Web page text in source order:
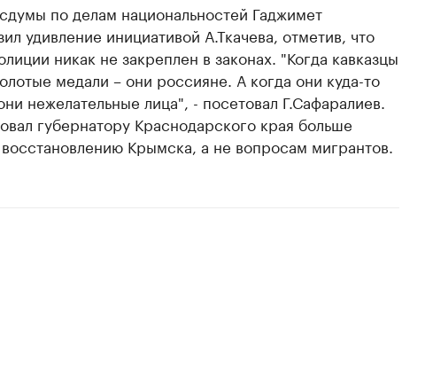
по делам национальностей Гаджимет
удивление инициативой А.Ткачева, отметив, что
никак не закреплен в законах. "Когда кавказцы
медали – они россияне. А когда они куда-то
нежелательные лица", - посетовал Г.Сафаралиев.
губернатору Краснодарского края больше
Крымска, а не вопросам мигрантов.